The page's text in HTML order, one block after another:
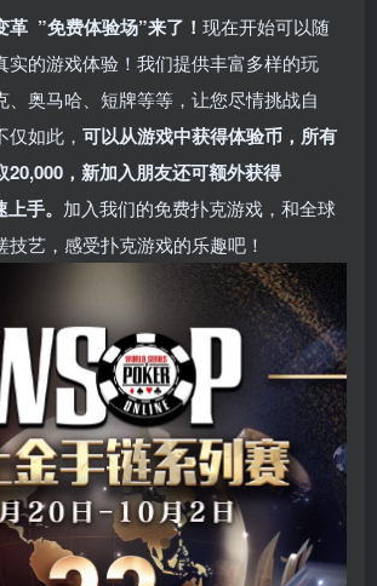
革 ”免费体验场”来了！ 现在开始可以随
实的游戏体验！我们提供丰富多样的玩
、奥马哈、短牌等等，让您尽情挑战自
如此， 可以从游戏中获得体验币，所有
20,000，新加入朋友还可额外获得
手。 加入我们的免费扑克游戏，和全球
技艺，感受扑克游戏的乐趣吧！